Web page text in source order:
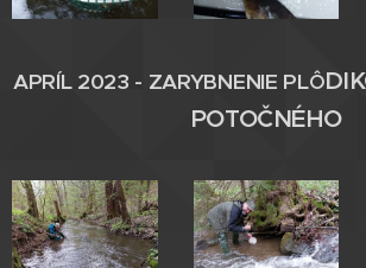
APRÍL 2023 - ZARYBNENIE PLÔ
POTOČNÉHO